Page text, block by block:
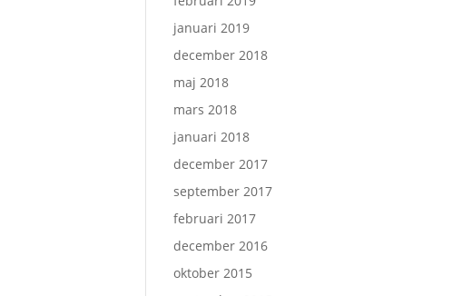
januari 2019
december 2018
maj 2018
mars 2018
januari 2018
december 2017
september 2017
februari 2017
december 2016
oktober 2015